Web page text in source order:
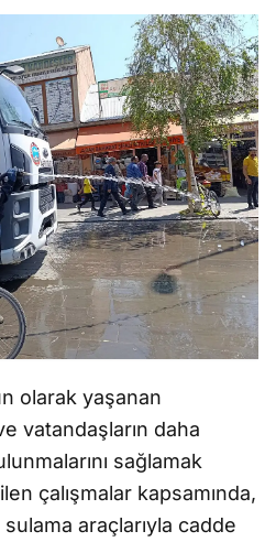
olarak yaşanan
vatandaşların daha
sağlamak
çalışmalar kapsamında,
araçlarıyla cadde